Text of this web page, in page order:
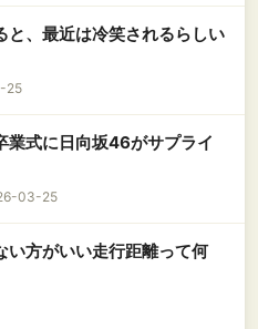
と、最近は冷笑されるらしい
25
業式に日向坂46がサプライ
03-25
い方がいい走行距離って何